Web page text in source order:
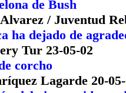
de Bush
/ Juventud
ha dejado de
Tur 23-05-02
corcho
Lagarde 20-